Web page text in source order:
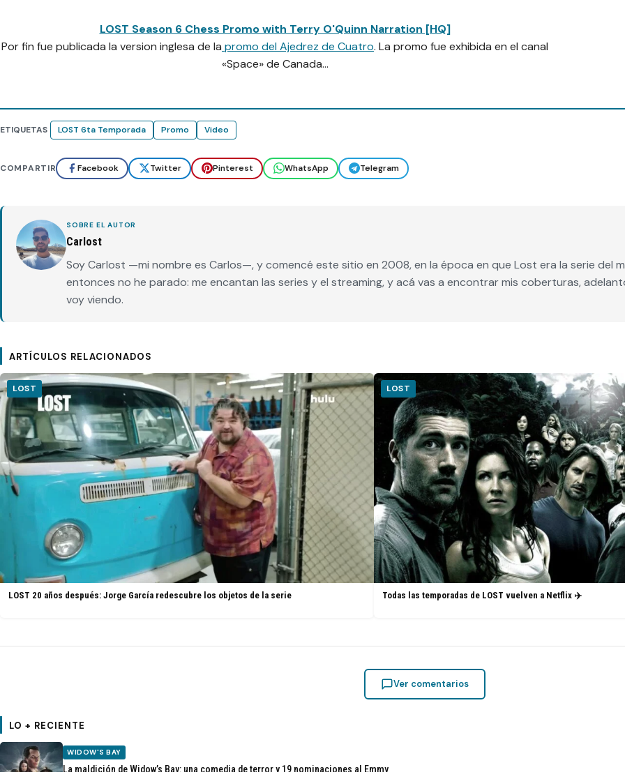
LOST Season 6 Chess Promo with Terry O'Quinn Narration [HQ]
Por fin fue publicada la version inglesa de la promo del Ajedrez de Cuatro. La promo fue exhibida en el canal
«Space» de Canada…
ETIQUETAS LOST 6ta Temporada Promo Video
COMPARTIR Facebook Twitter Pinterest WhatsApp Telegram
SOBRE EL AUTOR
Carlost
Soy Carlost —mi nombre es Carlos—, y comencé este sitio en 2008, en la época en que Lost era la serie del
entonces no he parado: me encantan las series y el streaming, y acá vas a encontrar mis coberturas,
voy viendo.
ARTÍCULOS RELACIONADOS
LOST
LOST 20 años después: Jorge García redescubre los objetos de la serie
LOST
Todas las temporadas de LOST vuelven a Netflix ✈️
Ver comentarios
LO + RECIENTE
WIDOW'S BAY
La maldición de Widow’s Bay: una comedia de terror y 19 nominaciones al Emmy